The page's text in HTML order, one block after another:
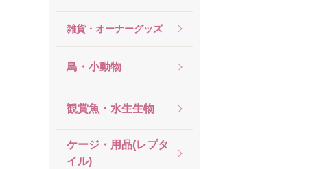
雑貨・オーナーグッズ
鳥・小動物
観賞魚・水生生物
ケージ・用品(レプタ
イル)